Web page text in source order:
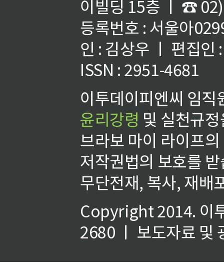
이빌딩 15층 ㅣ ☎
등록번호 : 서울아
인 : 김상우 ㅣ 편집인
ISSN : 2951-4681
이투데이피엔씨 임
윤리강령 및 실천규
브라보 마이 라이프
저작권법의 보호를
무단전재, 복사, 재배
Copyright 2014. 이
2680 ㅣ 보도자료